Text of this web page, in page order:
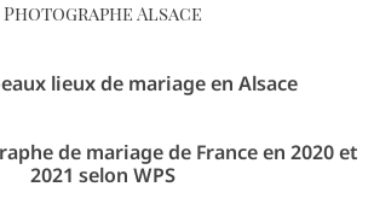
Photographe Alsace
lieux de mariage en Alsace
de mariage de France en 2020 et
2021 selon WPS